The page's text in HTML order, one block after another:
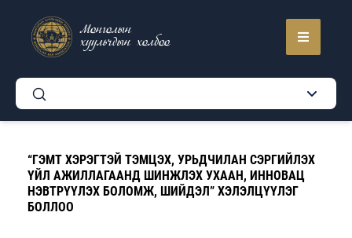
Монголын
хуульчдын холбоо
“ГЭМТ ХЭРЭГТЭЙ ТЭМЦЭХ, УРЬДЧИЛАН СЭРГИЙЛЭХ
ҮЙЛ АЖИЛЛАГААНД ШИНЖЛЭХ УХААН, ИННОВАЦ
НЭВТРҮҮЛЭХ БОЛОМЖ, ШИЙДЭЛ” ХЭЛЭЛЦҮҮЛЭГ
БОЛЛОО